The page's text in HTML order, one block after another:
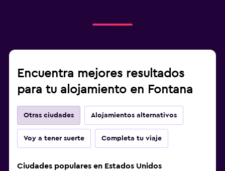
Encuentra mejores resultados
para tu alojamiento en Fontana
Otras ciudades Alojamientos alternativos
Voy a tener suerte Completa tu viaje
Ciudades populares en Estados Unidos